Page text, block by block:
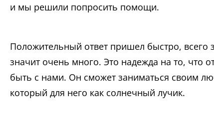
и мы решили попросить помощи.
Положительный ответ пришел быстро, всего
значит очень много. Это надежда на то, что
быть с нами. Он сможет заниматься своим
который для него как солнечный лучик.